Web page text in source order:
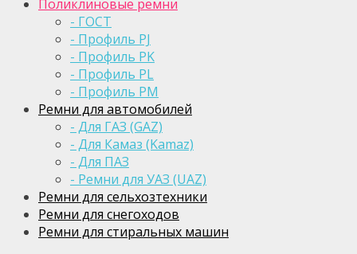
Поликлиновые ремни
- ГОСТ
- Профиль PJ
- Профиль PK
- Профиль PL
- Профиль PM
Ремни для автомобилей
- Для ГАЗ (GAZ)
- Для Камаз (Kamaz)
- Для ПАЗ
- Ремни для УАЗ (UAZ)
Ремни для сельхозтехники
Ремни для снегоходов
Ремни для стиральных машин